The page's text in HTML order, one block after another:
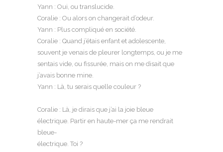
Yann : Oui, ou translucide.
Coralie : Ou alors on changerait d’odeur.
Yann : Plus compliqué en société.
Coralie : Quand j’étais enfant et adolescente,
souvent je venais de pleurer longtemps, ou je me
sentais vide, ou fissurée, mais on me disait que
j’avais bonne mine.
Yann : Là, tu serais quelle couleur ?
Coralie : Là, je dirais que j’ai la joie bleue
électrique. Partir en haute-mer ça me rendrait
bleue-
électrique. Toi ?